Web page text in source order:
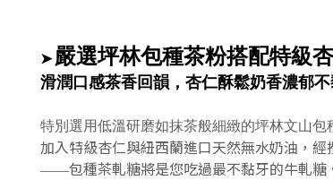
➤嚴選坪林包種茶粉搭配特級
滑潤口感茶香回韻，杏仁酥鬆奶香濃郁
特別選用低溫研磨如抹茶般細緻的坪林文山包
加入特級杏仁與紐西蘭進口天然無水奶油， 經
——包種茶軋糖將是您吃過最不黏牙的牛軋糖